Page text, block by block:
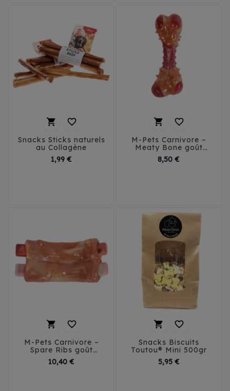
 
Snacks Sticks naturels
au Collagène
1,99 €
 
M-Pets Carnivore –
Meaty Bone goût
bacon pour chien
8,50 €
 
M-Pets Carnivore –
Spare Ribs goût
bacon pour chien
10,40 €
 
Snacks Biscuits
Toutou® Mini 500gr
5,95 €Prix